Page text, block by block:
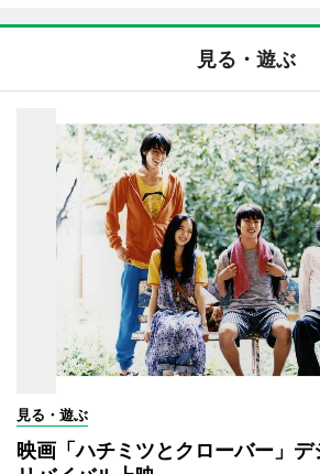
見る・遊ぶ
見る・遊ぶ
映画「ハチミツとクローバー」